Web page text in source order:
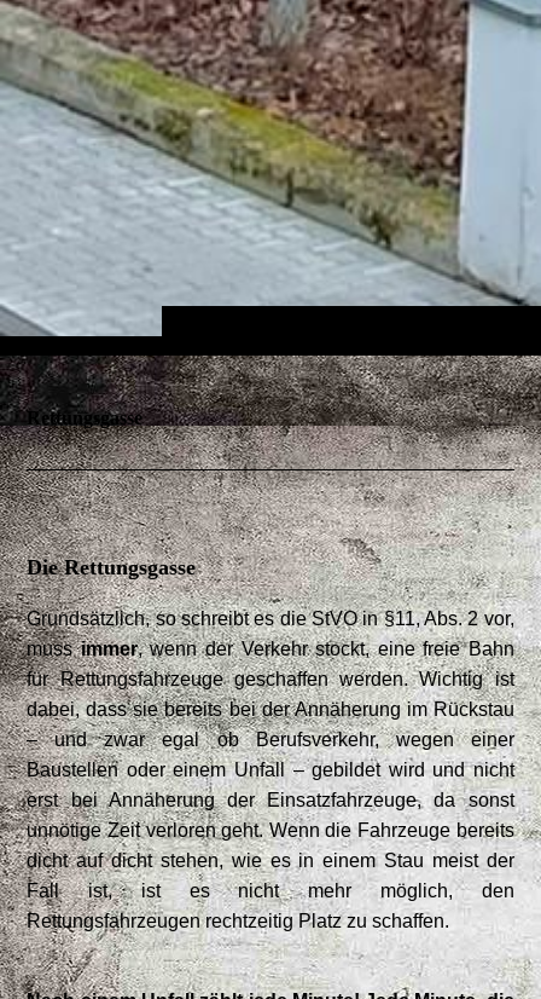
Rettungsgasse
Die Rettungsgasse
Grundsätzlich, so schreibt es die StVO in §11, Abs. 2 vor,
mussimmer, wenn der Verkehr stockt, eine freie Bahn
für Rettungsfahrzeuge geschaffen werden. Wichtig ist
dabei, dass sie bereits bei der Annäherung im Rückstau
– und zwar egal ob Berufsverkehr, wegen einer
Baustellen oder einem Unfall – gebildet wird und nicht
erst bei Annäherung der Einsatzfahrzeuge, da sonst
unnötige Zeit verloren geht. Wenn die Fahrzeuge bereits
dicht auf dicht stehen, wie es in einem Stau meist der
Fall ist, ist es nicht mehr möglich, den
Rettungsfahrzeugen rechtzeitig Platz zu schaffen.